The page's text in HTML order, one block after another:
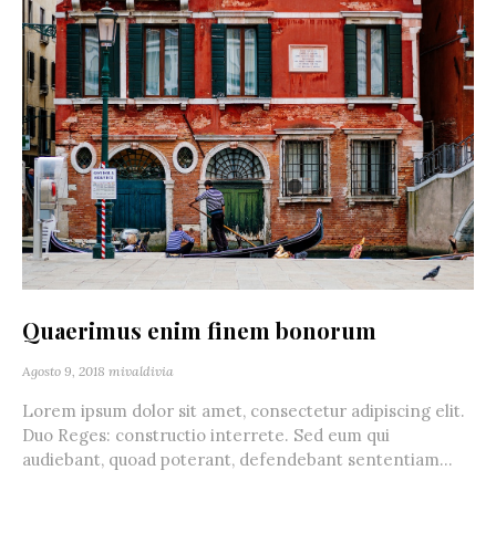
Quaerimus enim finem bonorum
Agosto 9, 2018 mivaldivia
Lorem ipsum dolor sit amet, consectetur adipiscing elit.
Duo Reges: constructio interrete. Sed eum qui
audiebant, quoad poterant, defendebant sententiam...